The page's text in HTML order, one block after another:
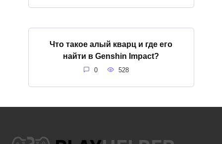
Что такое алый кварц и где его
найти в Genshin Impact?
0 528